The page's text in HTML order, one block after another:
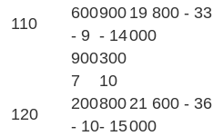
110
600
- 9
900
900
- 14
300
19 800 - 33
000
120
7
200
- 10
10
800
- 15
21 600 - 36
000